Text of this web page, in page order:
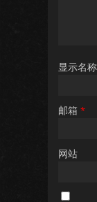
显示名称
邮箱 *
网站